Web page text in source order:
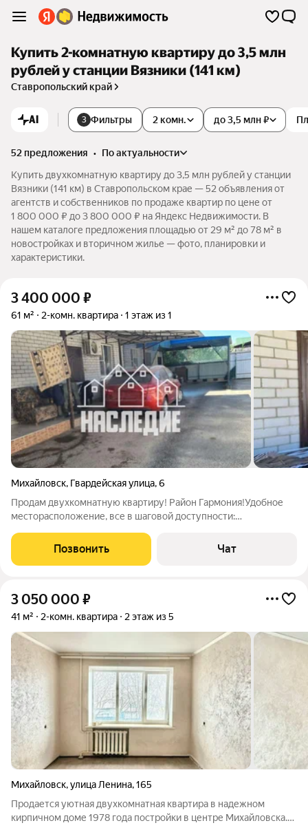
Купить 2-комнатную квартиру до 3,5 млн
рублей у станции Вязники (141 км)
Ставропольский край
AI 3 Фильтры 2 комн. до 3,5 млн ₽
52 предложения •
по актуальности
Купить двухкомнатную квартиру до 3,5 млн рублей у станции
Вязники (141 км) в Ставропольском крае — 52 объявления от
агентств и собственников по продаже квартир по цене от
1 800 000 ₽ до 3 800 000 ₽ на Яндекс Недвижимости. В
нашем каталоге предложения площадью от 29 м² до 78 м² в
новостройках и вторичном жилье — фото, планировки и
характеристики.
3 400 000 ₽
61 м² 2-комн. квартира 1 этаж из 1
Михайловск, Гвардейская улица,6
Продам двухкомнатную квартиру! Район Гармония!Удобное
месторасположение, все в шаговой доступности:
асфольтированный двор,ворота, парковка для
авто.Индивидуальное отопление, коммуникации все
Позвонить Чат
3 050 000 ₽
41 м² 2-комн. квартира 2 этаж из 5
Михайловск,улица Ленина,165
Продается уютная двухкомнатная квартира в надежном
кирпичном доме 1978 года постройки в центре Михайловска.